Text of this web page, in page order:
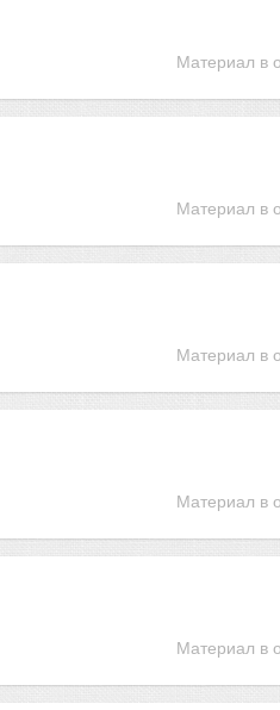
Материал в
Материал в
Материал в
Материал в
Материал в